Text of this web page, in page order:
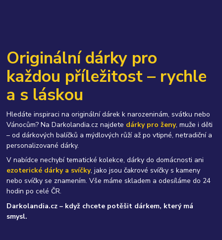
Originální dárky pro
každou příležitost – rychle
a s láskou
Hledáte inspiraci na originální dárek k narozeninám, svátku nebo
Vánocům? Na Darkolandia.cz najdete dárky pro ženy, muže i děti
– od dárkových balíčků a mýdlových růží až po vtipné, netradiční a
personalizované dárky.
V nabídce nechybí tematické kolekce, dárky do domácnosti ani
ezoterické dárky a svíčky, jako jsou čakrové svíčky s kameny
nebo svíčky se znamením. Vše máme skladem a odesíláme do 24
hodin po celé ČR.
Darkolandia.cz – když chcete potěšit dárkem, který má
smysl.